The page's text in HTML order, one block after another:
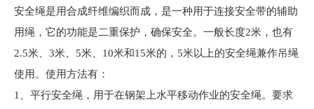
安全绳是用合成纤维编织而成，是一种用于连接安全带的辅助
用绳，它的功能是二重保护，确保安全。一般长度2米，也有
2.5米、3米、5米、10米和15米的，5米以上的安全绳兼作吊绳
使用。使用方法有：
1、平行安全绳，用于在钢架上水平移动作业的安全绳。要求